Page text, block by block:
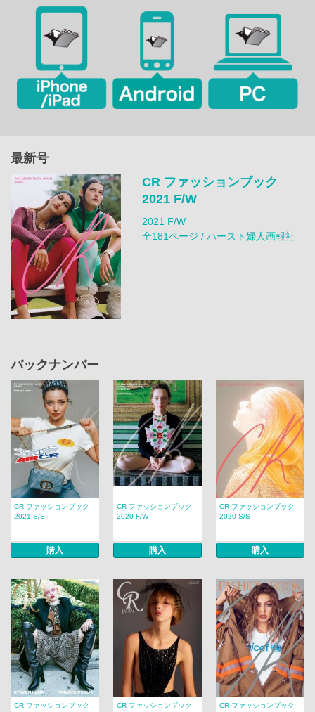
最新号
CR ファッションブック
2021 F/W
2021 F/W
全181ページ / ハースト婦人画報社
バックナンバー
CR ファッションブック
2021 S/S
購入
CR ファッションブック
2020 F/W
購入
CR ファッションブック
2020 S/S
購入
CR ファッションブック
CR ファッションブック
CR ファッションブック